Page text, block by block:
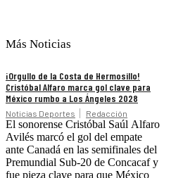
Más Noticias
¡Orgullo de la Costa de Hermosillo!
Cristóbal Alfaro marca gol clave para
México rumbo a Los Ángeles 2028
Noticias Deportes Redacción
El sonorense Cristóbal Saúl Alfaro
Avilés marcó el gol del empate
ante Canadá en las semifinales del
Premundial Sub-20 de Concacaf y
fue pieza clave para que México